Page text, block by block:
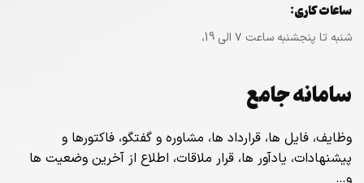
ساعات کاری:
شنبه تا پنجشنبه ساعت ۷ الی 19،
سامانه جامع
وظایف، فایل ها، قرارداد ها، مشاوره و گفتگو، فاکتورها و
پیشنهادات، یادآور ها، قرار ملاقات، اطلاع از آخرین وضعیت ها
و…